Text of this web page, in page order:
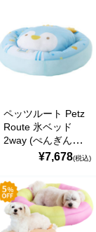
ペッツルート Petz
Route 氷ベッド
2way (ぺんぎんさ
んブルー) 暑さ対
ド 犬猫ベッド ペ
ットソファ
563141
¥7,678(税込)
よび8月15日(木)は
13日(火)14:00か
16日(金)となりま
ッド）とグレイ
が新たに追加入荷い
に申し訳ございま